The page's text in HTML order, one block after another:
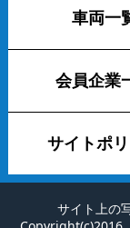
車両一
会員企業
サイトポ
サイト上の